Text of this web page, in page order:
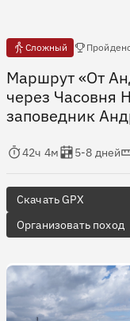
Сложный
Маршрут «От
через Часовня
заповедник
в пути
42ч 4м
Оценка в днях
5-8 дней
Скачать GPX
Организовать поход